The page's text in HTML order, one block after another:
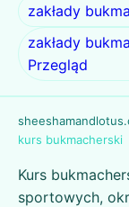
zakłady
zakłady
Przegląd
kurs bukmacherski
Kurs
sportowych,